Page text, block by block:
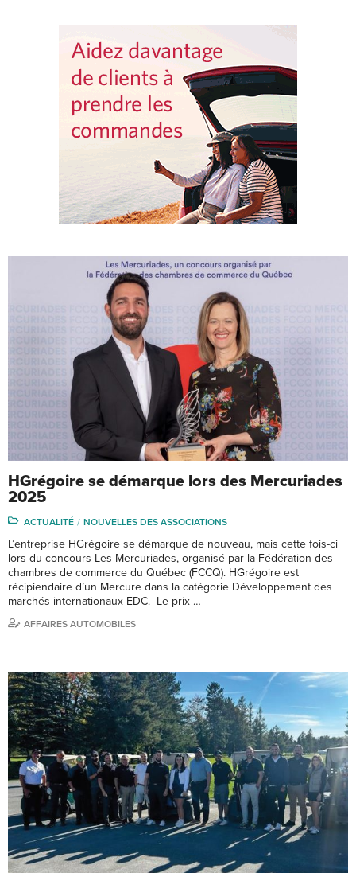
HGrégoire se démarque lors des Mercuriades
2025
ACTUALITÉ NOUVELLES DES ASSOCIATIONS
L’entreprise HGrégoire se démarque de nouveau, mais cette fois-ci
lors du concours Les Mercuriades, organisé par la Fédération des
chambres de commerce du Québec (FCCQ). HGrégoire est
récipiendaire d’un Mercure dans la catégorie Développement des
marchés internationaux EDC. Le prix …
AFFAIRES AUTOMOBILES